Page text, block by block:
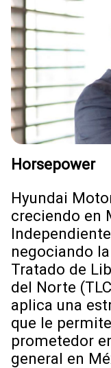
Horsepower
Hyundai
creciendo en
negociando
Tratado de
del Norte
aplica una
que le
prometedor
general en